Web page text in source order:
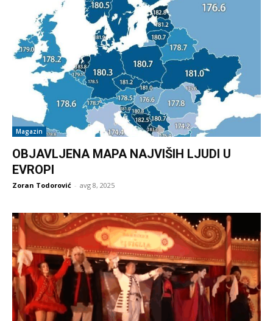
Magazin
OBJAVLJENA MAPA NAJVIŠIH LJUDI U
EVROPI
Zoran Todorović - avg 8, 2025